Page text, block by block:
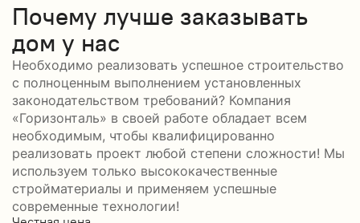
Почему лучше заказывать
дом у нас
Необходимо реализовать успешное строительство
с полноценным выполнением установленных
законодательством требований? Компания
«Горизонталь» в своей работе обладает всем
необходимым, чтобы квалифицированно
реализовать проект любой степени сложности! Мы
используем только высококачественные
стройматериалы и применяем успешные
современные технологии!